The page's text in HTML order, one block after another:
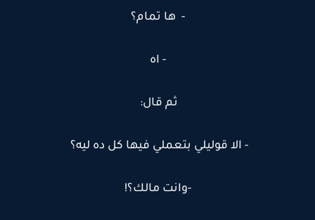
- ها تمام؟
- اه
ثم قال:
- الا قوليلي بتعملي فيها كل ده ليه؟
-وانت مالك؟!